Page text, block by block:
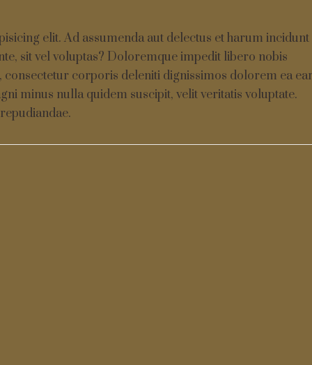
elit. Ad assumenda aut delectus et harum incidunt
sit vel voluptas? Doloremque impedit libero nobis
consectetur corporis deleniti dignissimos dolorem ea
minus nulla quidem suscipit, velit veritatis voluptate.